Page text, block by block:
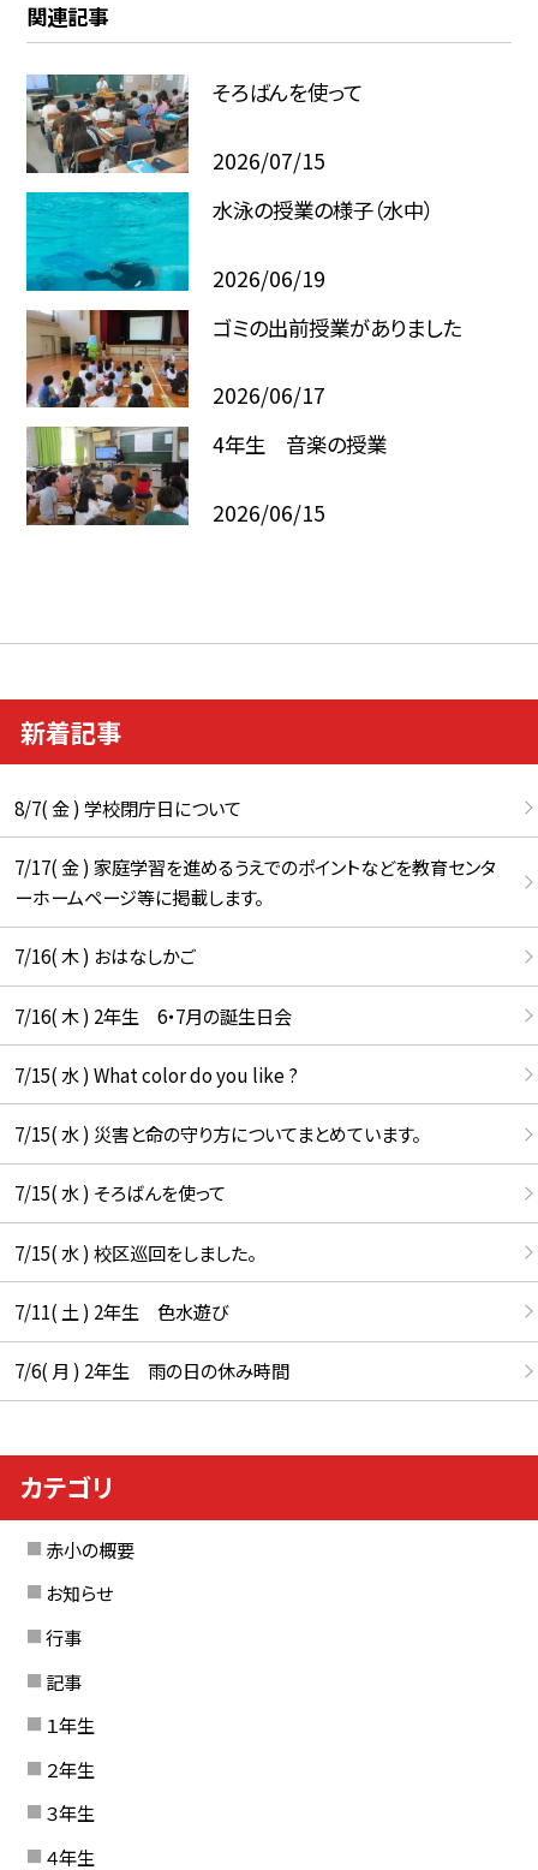
関連記事
そろばんを使って
2026/07/15
水泳の授業の様子（水中）
2026/06/19
ゴミの出前授業がありました
2026/06/17
4年生 音楽の授業
2026/06/15
新着記事
8/7( 金 ) 学校閉庁日について
7/17( 金 ) 家庭学習を進めるうえでのポイントなどを教育センタ
ーホームページ等に掲載します。
7/16( 木 ) おはなしかご
7/16( 木 ) 2年生 6・7月の誕生日会
7/15( 水 ) What color do you like ?
7/15( 水 ) 災害と命の守り方についてまとめています。
7/15( 水 ) そろばんを使って
7/15( 水 ) 校区巡回をしました。
7/11( 土 ) 2年生 色水遊び
7/6( 月 ) 2年生 雨の日の休み時間
カテゴリ
赤小の概要
お知らせ
行事
記事
１年生
２年生
３年生
４年生